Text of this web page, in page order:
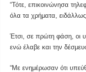
“Τότε, επικοινώνησα
όλα τα χρήματα,
Έτσι, σε πρώτη φάση, οι
ενώ έλαβε και την
“Με ενημέρωσαν ότι